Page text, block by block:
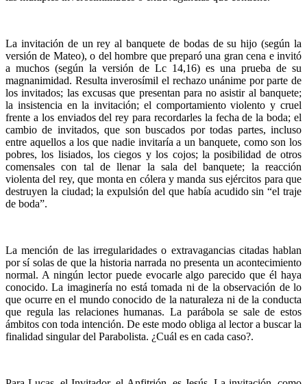
La invitación de un rey al banquete de bodas de su hijo (según la
versión de Mateo), o del hombre que preparó una gran cena e invitó
a muchos (según la versión de Lc 14,16) es una prueba de su
magnanimidad. Resulta inverosímil el rechazo unánime por parte de
los invitados; las excusas que presentan para no asistir al banquete;
la insistencia en la invitación; el comportamiento violento y cruel
frente a los enviados del rey para recordarles la fecha de la boda; el
cambio de invitados, que son buscados por todas partes, incluso
entre aquellos a los que nadie invitaría a un banquete, como son los
pobres, los lisiados, los ciegos y los cojos; la posibilidad de otros
comensales con tal de llenar la sala del banquete; la reacción
violenta del rey, que monta en cólera y manda sus ejércitos para que
destruyen la ciudad; la expulsión del que había acudido sin “el traje
de boda”.
La mención de las irregularidades o extravagancias citadas hablan
por sí solas de que la historia narrada no presenta un acontecimiento
normal. A ningún lector puede evocarle algo parecido que él haya
conocido. La imaginería no está tomada ni de la observación de lo
que ocurre en el mundo conocido de la naturaleza ni de la conducta
que regula las relaciones humanas. La parábola se sale de estos
ámbitos con toda intención. De este modo obliga al lector a buscar la
finalidad singular del Parabolista. ¿Cuál es en cada caso?.